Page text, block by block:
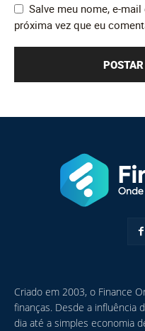
Salve meu nome, e-
próxima vez que eu
Criado em 2003, o Finance
finanças. Desde a influência
dia até a simples economia